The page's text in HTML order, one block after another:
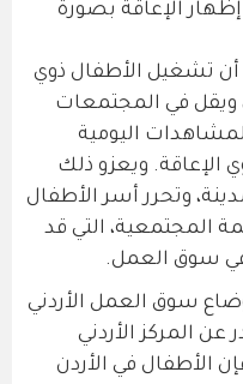
الإعاقة بصورة
أن تشغيل الأطفال ذوي
ويقل في المجتمعات
اليومية
الإعاقة. ويعزو ذلك
وتحرر أسر الأطفال
المجتمعية، التي قد
في سوق العمل.
سوق العمل الأردني
2024"، الصادر عن المركز الأردني
الأطفال في الأردن